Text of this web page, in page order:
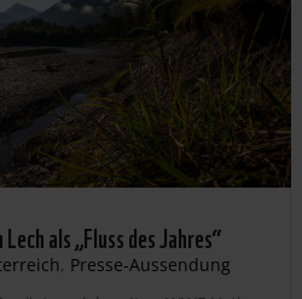
als „Fluss des Jahres“
, Presse-Aussendung